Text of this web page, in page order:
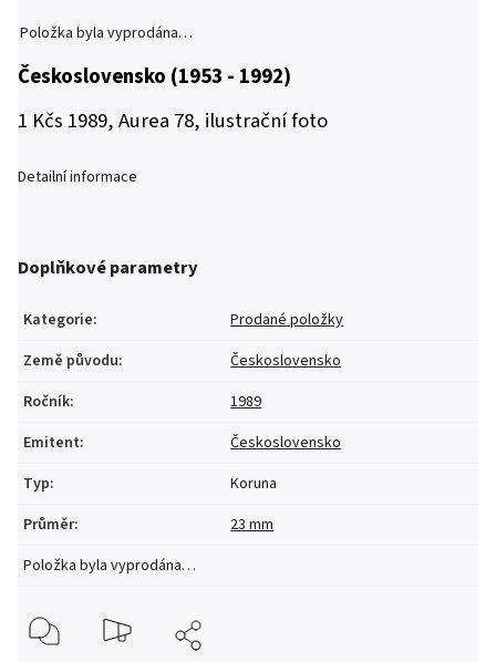
Položka byla vyprodána…
Československo (1953 - 1992)
1 Kčs 1989, Aurea 78, ilustrační foto
Detailní informace
Doplňkové parametry
Kategorie:
Prodané položky
Země původu:
Československo
Ročník:
1989
Emitent:
Československo
Typ:
Koruna
Průměr:
23 mm
Položka byla vyprodána…